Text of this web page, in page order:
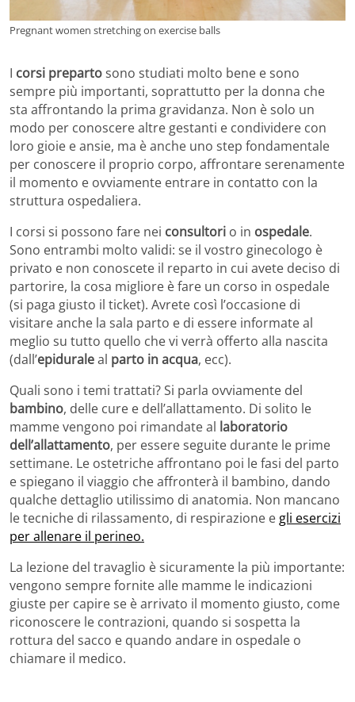
Pregnant women stretching on exercise balls
I corsi prepartosono studiati molto bene e sono
sempre più importanti, soprattutto per la donna che
sta affrontando la prima gravidanza. Non è solo un
modo per conoscere altre gestanti e condividere con
loro gioie e ansie, ma è anche uno step fondamentale
per conoscere il proprio corpo, affrontare serenamente
il momento e ovviamente entrare in contatto con la
struttura ospedaliera.
I corsi si possono fare nei consultori o in ospedale.
Sono entrambi molto validi: se il vostro ginecologo è
privato e non conoscete il reparto in cui avete deciso di
partorire, la cosa migliore è fare un corso in ospedale
(si paga giusto il ticket). Avrete così l’occasione di
visitare anche la sala parto e di essere informate al
meglio su tutto quello che vi verrà offerto alla nascita
(dall’epiduraleal parto in acqua, ecc).
Quali sono i temi trattati? Si parla ovviamente del
bambino, delle cure e dell’allattamento. Di solito le
mamme vengono poi rimandate al laboratorio
dell’allattamento, per essere seguite durante le prime
settimane. Le ostetriche affrontano poi le fasi del parto
e spiegano il viaggio che affronterà il bambino, dando
qualche dettaglio utilissimo di anatomia. Non mancano
le tecniche di rilassamento, di respirazione e gli esercizi
per allenare il perineo.
La lezione del travaglio è sicuramente la più importante:
vengono sempre fornite alle mamme le indicazioni
giuste per capire se è arrivato il momento giusto, come
riconoscere le contrazioni, quando si sospetta la
rottura del sacco e quando andare in ospedale o
chiamare il medico.